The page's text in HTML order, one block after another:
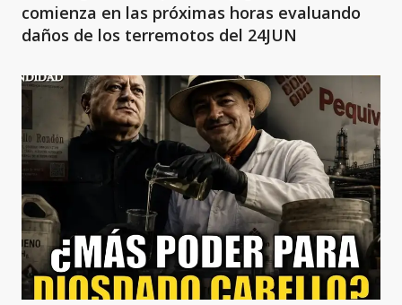
comienza en las próximas horas evaluando
daños de los terremotos del 24JUN